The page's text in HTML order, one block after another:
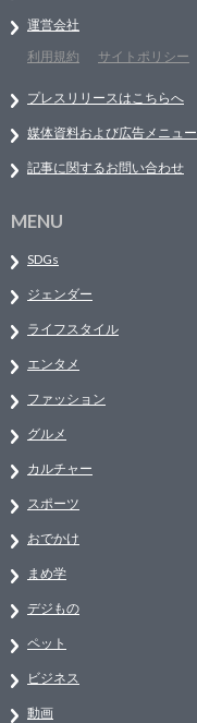
運営会社
利用規約
サイトポリシー
プレスリリースはこちらへ
媒体資料および広告メニュー
記事に関するお問い合わせ
MENU
SDGs
ジェンダー
ライフスタイル
エンタメ
ファッション
グルメ
カルチャー
スポーツ
おでかけ
まめ学
デジもの
ペット
ビジネス
動画